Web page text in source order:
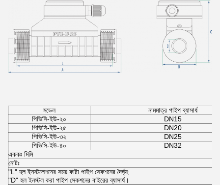
মডেল
নামমাত্র পাইপ ব্যাসার্ধ
পিভিসি-ইউ-২০
DN15
পিভিসি-ইউ-২৫
DN20
পিভিসি-ইউ-৩২
DN25
পিভিসি-ইউ-৪০
DN32
এককঃ মিমি
নোটঃ
"L" হল ইনস্টলেশনের সময় কাটা পাইপ সেকশনের দৈর্ঘ্য;
"D" হল ইনস্টল করা পাইপ সেকশনের বাইরের ব্যাসার্ধ।